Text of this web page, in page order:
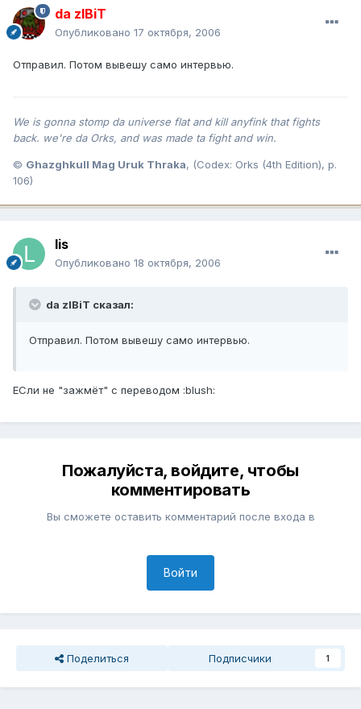
da zIBiT
Опубликовано 17 октября, 2006
Отправил. Потом вывешу само интервью.
We is gonna stomp da universe flat and kill anyfink that fights
back. we're da Orks, and was made ta fight and win.
© Ghazghkull Mag Uruk Thraka, (Codex: Orks (4th Edition), p.
106)
lis
Опубликовано 18 октября, 2006
da zIBiT сказал:
Отправил. Потом вывешу само интервью.
ЕСли не "зажмёт" с переводом :blush:
Пожалуйста, войдите, чтобы
комментировать
Вы сможете оставить комментарий после входа в
Войти
Поделиться Подписчики 1